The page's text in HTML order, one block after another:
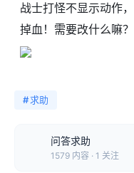
战士打怪不显示动作
掉血！需要改什么嘛
#求助
问答求助
1579 内容 · 1 关注